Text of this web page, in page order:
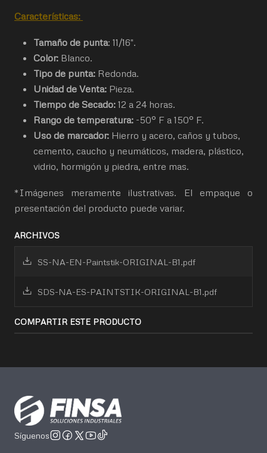
Características:
Tamaño de punta: 11/16".
Color: Blanco.
Tipo de punta: Redonda.
Unidad de Venta: Pieza.
Tiempo de Secado: 12 a 24 horas.
Rango de temperatura: -50° F a 150° F.
Uso de marcador: Hierro y acero, caños y tubos,
cemento, caucho y neumáticos, madera, plástico,
vidrio, hormigón y piedra, entre mas.
*Imágenes meramente ilustrativas. El empaque o
presentación del producto puede variar.
ARCHIVOS
SS-NA-EN-Paintstik-ORIGINAL-B1.pdf
SDS-NA-ES-PAINTSTIK-ORIGINAL-B1.pdf
COMPARTIR ESTE PRODUCTO
Síguenos